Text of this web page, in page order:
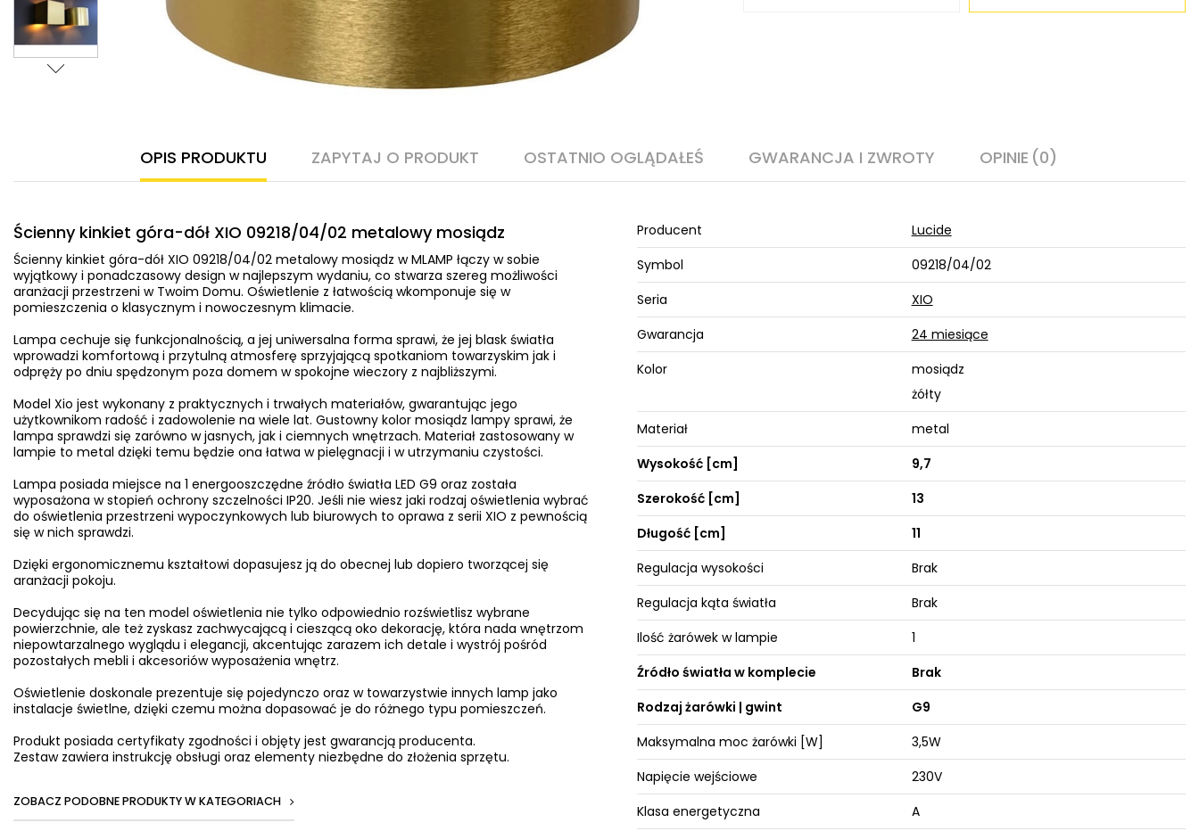
OPIS PRODUKTU ZAPYTAJ O PRODUKT OSTATNIO OGLĄDAŁEŚ GWARANCJA I ZWROTY OPINIE (0)
Ścienny kinkiet góra-dół XIO 09218/04/02 metalowy mosiądz
Ścienny kinkiet góra-dół XIO 09218/04/02 metalowy mosiądz w MLAMP łączy w sobie
wyjątkowy i ponadczasowy design w najlepszym wydaniu, co stwarza szereg możliwości
aranżacji przestrzeni w Twoim Domu. Oświetlenie z łatwością wkomponuje się w
pomieszczenia o klasycznym i nowoczesnym klimacie.
Lampa cechuje się funkcjonalnością, a jej uniwersalna forma sprawi, że jej blask światła
wprowadzi komfortową i przytulną atmosferę sprzyjającą spotkaniom towarzyskim jak i
odpręży po dniu spędzonym poza domem w spokojne wieczory z najbliższymi.
Model Xio jest wykonany z praktycznych i trwałych materiałów, gwarantując jego
użytkownikom radość i zadowolenie na wiele lat. Gustowny kolor mosiądz lampy sprawi, że
lampa sprawdzi się zarówno w jasnych, jak i ciemnych wnętrzach. Materiał zastosowany w
lampie to metal dzięki temu będzie ona łatwa w pielęgnacji i w utrzymaniu czystości.
Lampa posiada miejsce na 1 energooszczędne źródło światła LED G9 oraz została
wyposażona w stopień ochrony szczelności IP20. Jeśli nie wiesz jaki rodzaj oświetlenia wybrać
do oświetlenia przestrzeni wypoczynkowych lub biurowych to oprawa z serii XIO z pewnością
się w nich sprawdzi.
Dzięki ergonomicznemu kształtowi dopasujesz ją do obecnej lub dopiero tworzącej się
aranżacji pokoju.
Decydując się na ten model oświetlenia nie tylko odpowiednio rozświetlisz wybrane
powierzchnie, ale też zyskasz zachwycającą i cieszącą oko dekorację, która nada wnętrzom
niepowtarzalnego wyglądu i elegancji, akcentując zarazem ich detale i wystrój pośród
pozostałych mebli i akcesoriów wyposażenia wnętrz.
Oświetlenie doskonale prezentuje się pojedynczo oraz w towarzystwie innych lamp jako
instalacje świetlne, dzięki czemu można dopasować je do różnego typu pomieszczeń.
Produkt posiada certyfikaty zgodności i objęty jest gwarancją producenta.
Zestaw zawiera instrukcję obsługi oraz elementy niezbędne do złożenia sprzętu.
ZOBACZ PODOBNE PRODUKTY W KATEGORIACH
Producent
Lucide
Symbol
09218/04/02
Seria
XIO
Gwarancja
24 miesiące
Kolor
mosiądz
żółty
Materiał
metal
Wysokość [cm]
9,7
Szerokość [cm]
13
Długość [cm]
11
Regulacja wysokości
Brak
Regulacja kąta światła
Brak
Ilość żarówek w lampie
1
Źródło światła w komplecie
Brak
Rodzaj żarówki | gwint
G9
Maksymalna moc żarówki [W]
3,5W
Napięcie wejściowe
230V
Klasa energetyczna
A